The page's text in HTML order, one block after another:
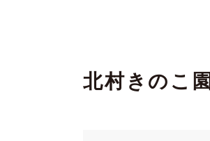
北村きのこ園